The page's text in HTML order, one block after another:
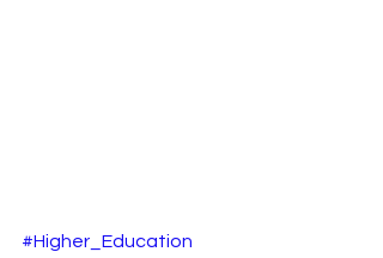
#Higher_Education